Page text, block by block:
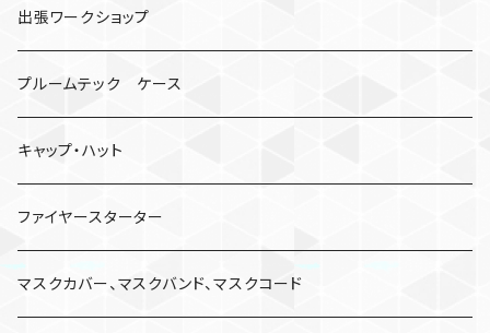
出張ワークショップ
プルームテック ケース
キャップ・ハット
ファイヤースターター
マスクカバー、マスクバンド、マスクコード